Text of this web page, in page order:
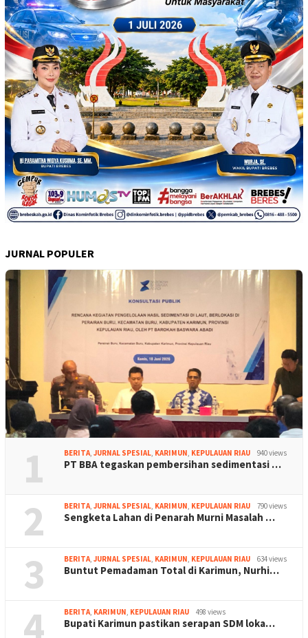
JURNAL POPULER
1 BERITA JURNAL SPESIAL KARIMUN KEPULAUAN RIAU 940 views
PT BBA tegaskan pembersihan sedimentasi …
2 BERITA JURNAL SPESIAL KARIMUN KEPULAUAN RIAU 790 views
Sengketa Lahan di Penarah Murni Masalah …
3 BERITA JURNAL SPESIAL KARIMUN KEPULAUAN RIAU 634 views
Buntut Pemadaman Total di Karimun, Nurhi…
4 BERITA KARIMUN KEPULAUAN RIAU 498 views
Bupati Karimun pastikan serapan SDM loka…